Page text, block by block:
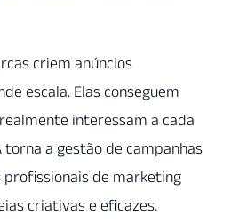
criem anúncios
escala. Elas conseguem
interessam a cada
torna a gestão de campanhas
profissionais de marketing
criativas e eficazes.